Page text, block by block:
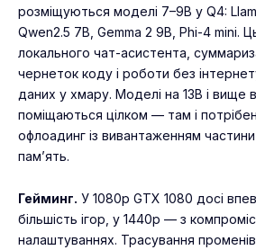
розміщуються моделі 7–9B у Q4:
Qwen2.5 7B, Gemma 2 9B, Phi-4 mini.
локального чат-асистента,
чернеток коду і роботи без
даних у хмару. Моделі на 13B і вище
поміщаються цілком — там і
офлоадинг із вивантаженням
пам’ять.
Гейминг. У 1080p GTX 1080 досі
більшість ігор, у 1440p — з
налаштуваннях. Трасування променів